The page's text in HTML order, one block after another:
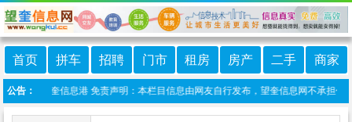
首页 拼车 招聘 门市 租房 房产 二手 商家
公告：
小程序:望奎信息港 免责声明：本栏目信息由网友自行发布，望奎信息网不承担任